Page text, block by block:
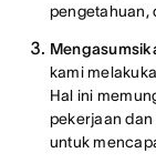
pengetahuan,
kami
Hal ini
pekerjaan
untuk